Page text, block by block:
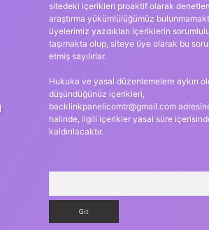
sitedeki içerikleri proaktif olarak
araştırma yükümlülüğümüz
üyelerimiz yazdıkları içeriklerin
taşımakta olup, siteye üye olarak bu
etmiş sayılırlar.
Hukuka ve yasal düzenlemelere aykırı
düşündüğünüz içerikleri,
backlinkpanelicomtr@gmail.com
halinde, ilgili içerikler yasal süre
kaldırılacaktır.